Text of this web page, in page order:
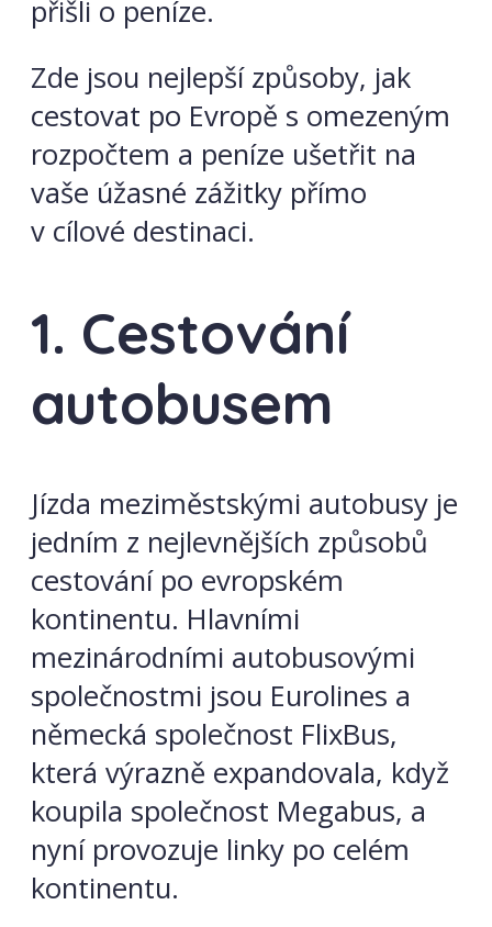
přišli o peníze.
Zde jsou nejlepší způsoby, jak
cestovat po Evropě s omezeným
rozpočtem a peníze ušetřit na
vaše úžasné zážitky přímo
v cílové destinaci.
1. Cestování
autobusem
Jízda meziměstskými autobusy je
jedním z nejlevnějších způsobů
cestování po evropském
kontinentu. Hlavními
mezinárodními autobusovými
společnostmi jsou Eurolines a
německá společnost FlixBus,
která výrazně expandovala, když
koupila společnost Megabus, a
nyní provozuje linky po celém
kontinentu.